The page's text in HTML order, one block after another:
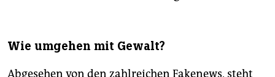
Wie umgehen mit Gewalt?
Abgesehen von den zahlreichen Fakenews, steht